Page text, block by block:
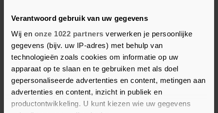
Verantwoord gebruik van uw gegevens
Wij en onze 1022 partners verwerken je persoonlijke
gegevens (bijv. uw IP-adres) met behulp van
technologieën zoals cookies om informatie op uw
apparaat op te slaan en te gebruiken met als doel
gepersonaliseerde advertenties en content, metingen aan
advertenties en content, inzicht in publiek en
productontwikkeling. U kunt kiezen wie uw gegevens
Tsitsipas constant zijn wil op te leggen.